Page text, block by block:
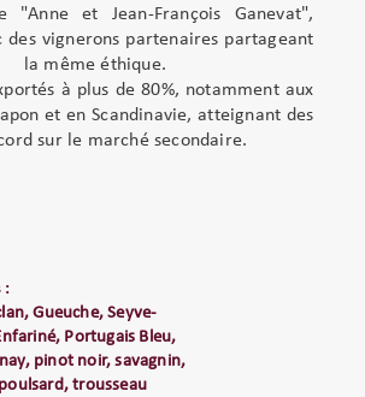
"Anne et Jean-François Ganevat",
des vignerons partenaires partageant
la même éthique.
à plus de 80%, notamment aux
et en Scandinavie, atteignant des
sur le marché secondaire.
:
Gueuche, Seyve-
Portugais Bleu,
pinot noir, savagnin,
poulsard, trousseau